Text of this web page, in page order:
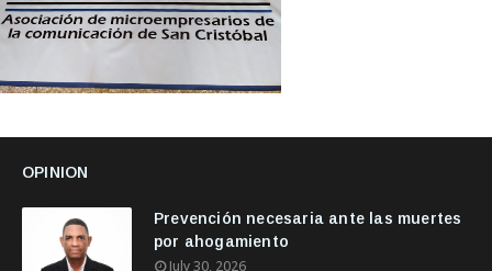
OPINION
Prevención necesaria ante las muertes
por ahogamiento
July 30, 2026